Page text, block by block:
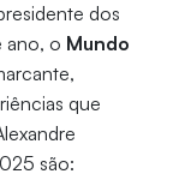
dos
ano, o Mundo
que
são: